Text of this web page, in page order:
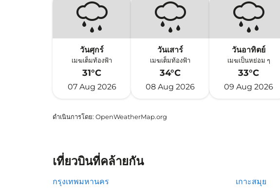
วันศุกร์
เมฆเต็มท้องฟ้า
31°C
07 Aug 2026
วันเสาร์
เมฆเต็มท้องฟ้า
34°C
08 Aug 2026
วันอาทิตย์
เมฆเป็นหย่อม ๆ
33°C
09 Aug 2026
ดำเนินการโดย: OpenWeatherMap.org
เที่ยวบินที่คล้ายกัน
กรุงเทพมหานคร เกาะสมุย